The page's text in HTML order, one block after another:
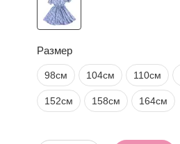
Размер
98см 104см 110см
152см 158см 164см